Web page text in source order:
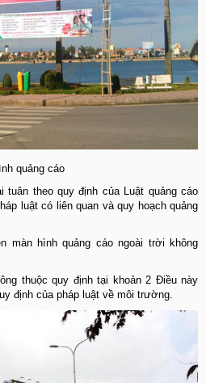
quảng cáo
tuân theo quy định của Luật quảng cáo
luật có liên quan và quy hoạch quảng
màn hình quảng cáo ngoài trời không
thuộc quy định tại khoản 2 Điều này
định của pháp luật về môi trường.